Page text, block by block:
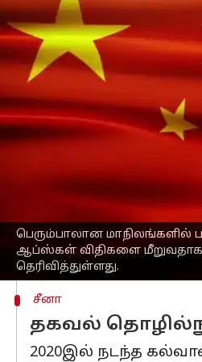
பெரும்பாலான மாநிலங்களில்
ஆப்ஸ்கள் விதிகளை மீறுவதாக
தெரிவித்துள்ளது.
எழுதியவர் Sindhuja SM Feb 06,
செய்தி முன்னோட்டம்
நாட்டின்
அப்ளிகேஷன்களை தடை
உள்துறை
பந்தயம் கட்டும்
அதனால், இந்த
2020இல்
செய்தது.
முதற்கட்ட தடைகள்
சீனா
தகவல்
2020இல் நடந்த